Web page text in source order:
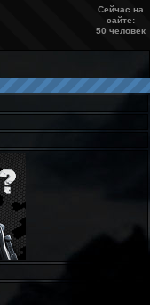
Сейчас на
сайте:
50 человек